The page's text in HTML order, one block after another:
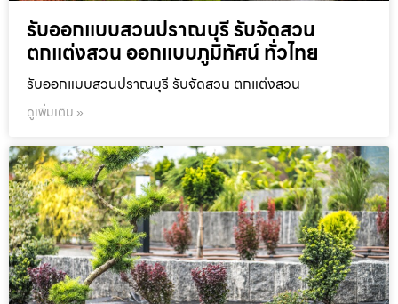
รับออกแบบสวนปราณบุรี รับจัดสวน
ตกแต่งสวน ออกแบบภูมิทัศน์ ทั่วไทย
รับออกแบบสวนปราณบุรี รับจัดสวน ตกแต่งสวน
ดูเพิ่มเติม »